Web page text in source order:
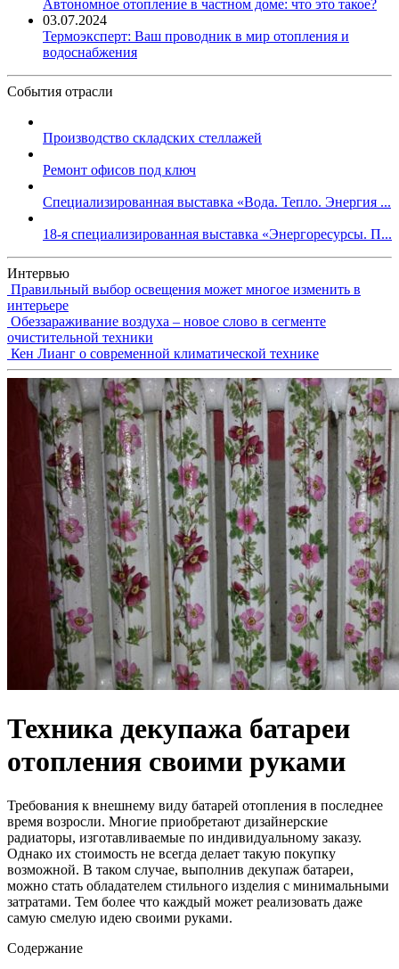
Автономное отопление в частном доме: что это такое?
03.07.2024
Термоэксперт: Ваш проводник в мир отопления и
водоснабжения
События отрасли
Производство складских стеллажей
Ремонт офисов под ключ
Специализированная выставка «Вода. Тепло. Энергия ...
18-я специализированная выставка «Энергоресурсы. П...
Интервью
Правильный выбор освещения может многое изменить в
интерьере
Обеззараживание воздуха – новое слово в сегменте
очистительной техники
Кен Лианг о современной климатической технике
Техника декупажа батареи
отопления своими руками
Требования к внешнему виду батарей отопления в последнее
время возросли. Многие приобретают дизайнерские
радиаторы, изготавливаемые по индивидуальному заказу.
Однако их стоимость не всегда делает такую покупку
возможной. В таком случае, выполнив декупаж батареи,
можно стать обладателем стильного изделия с минимальными
затратами. Тем более что каждый может реализовать даже
самую смелую идею своими руками.
Содержание